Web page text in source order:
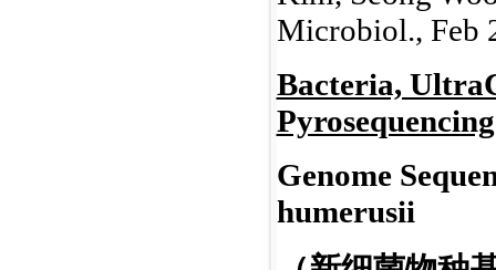
Microbiol., Feb
Bacteria,
Pyrosequencing
Genome
humerusii